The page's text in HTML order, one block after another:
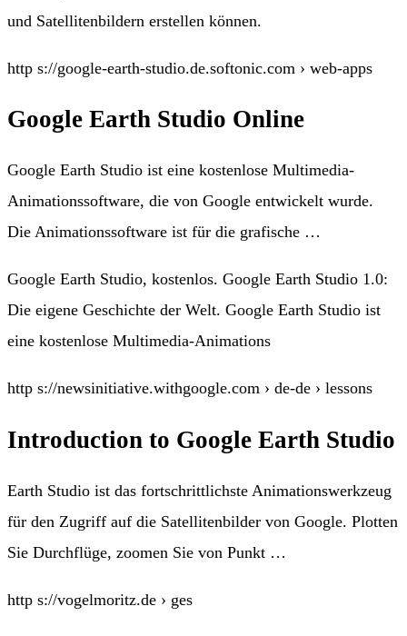
und Satellitenbildern erstellen können.
http s://google-earth-studio.de.softonic.com › web-apps
Google Earth Studio Online
Google Earth Studio ist eine kostenlose Multimedia-
Animationssoftware, die von Google entwickelt wurde.
Die Animationssoftware ist für die grafische …
Google Earth Studio, kostenlos. Google Earth Studio 1.0:
Die eigene Geschichte der Welt. Google Earth Studio ist
eine kostenlose Multimedia-Animations
http s://newsinitiative.withgoogle.com › de-de › lessons
Introduction to Google Earth Studio
Earth Studio ist das fortschrittlichste Animationswerkzeug
für den Zugriff auf die Satellitenbilder von Google. Plotten
Sie Durchflüge, zoomen Sie von Punkt …
http s://vogelmoritz.de › ges